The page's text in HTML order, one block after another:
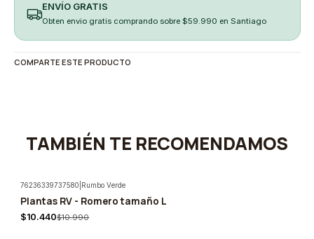
ENVÍO GRATIS
Obten envio gratis comprando sobre $59.990 en Santiago
COMPARTE ESTE PRODUCTO
TAMBIÉN TE RECOMENDAMOS
-5%
76236339737580 Rumbo Verde
Plantas RV - Romero tamaño L
$10.440$10.990